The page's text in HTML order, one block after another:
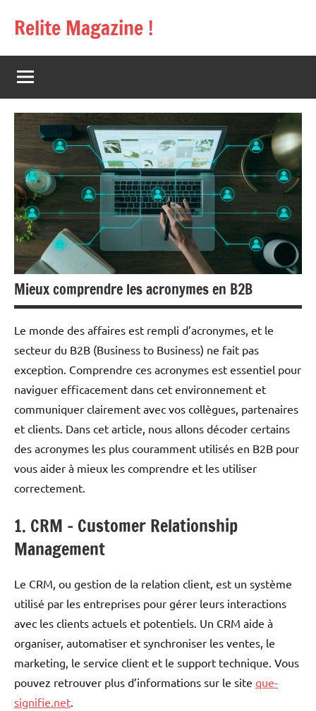
Relite Magazine !
Mieux comprendre les acronymes en B2B
Le monde des affaires est rempli d’acronymes, et le
secteur du B2B (Business to Business) ne fait pas
exception. Comprendre ces acronymes est essentiel pour
naviguer efficacement dans cet environnement et
communiquer clairement avec vos collègues, partenaires
et clients. Dans cet article, nous allons décoder certains
des acronymes les plus couramment utilisés en B2B pour
vous aider à mieux les comprendre et les utiliser
correctement.
1. CRM – Customer Relationship
Management
Le CRM, ou gestion de la relation client, est un système
utilisé par les entreprises pour gérer leurs interactions
avec les clients actuels et potentiels. Un CRM aide à
organiser, automatiser et synchroniser les ventes, le
marketing, le service client et le support technique. Vous
pouvez retrouver plus d’informations sur le site que-
signifie.net